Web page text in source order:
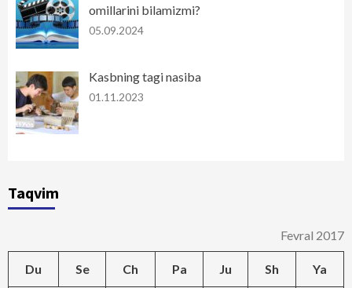
omillarini bilamizmi?
05.09.2024
Kasbning tagi nasiba
01.11.2023
Taqvim
Fevral 2017
Du Se Ch Pa Ju Sh Ya